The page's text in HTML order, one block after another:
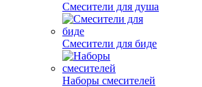
Смесители для душа
Смесители для биде
Наборы смесителей